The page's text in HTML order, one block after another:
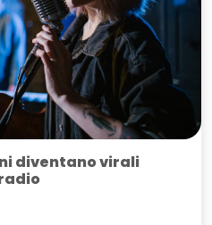
diventano virali